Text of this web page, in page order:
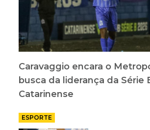
Caravaggio encara o
busca da liderança da Série
Catarinense
ESPORTE